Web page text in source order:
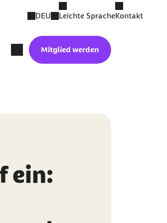
DEU Leichte SpracheKontakt
Mitglied werden
ein: